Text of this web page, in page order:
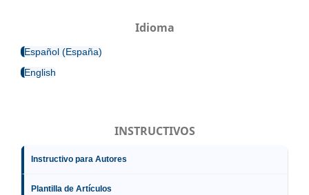
Idioma
Español (España)
English
INSTRUCTIVOS
Instructivo para Autores
Plantilla de Artículos